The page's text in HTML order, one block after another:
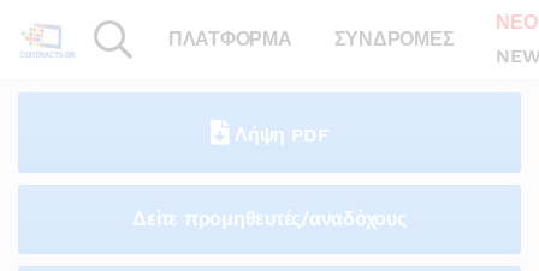
ΠΛΑΤΦΟΡΜΑ ΣΥΝΔΡΟΜΕΣ
Λήψη PDF
Δείτε προμηθευτές/αναδόχους